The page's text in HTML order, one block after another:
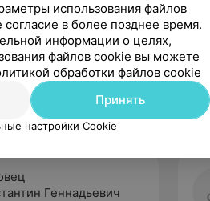
Геннадьевич
использования файлов
в более позднее время.
информации о целях,
файлов cookie вы можете
обработки файлов cookie
Принять
настройки Cookie